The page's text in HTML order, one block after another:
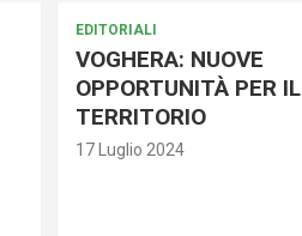
EDITORIALI
VOGHERA: NUOVE
OPPORTUNITÀ PER IL
TERRITORIO
17 Luglio 2024